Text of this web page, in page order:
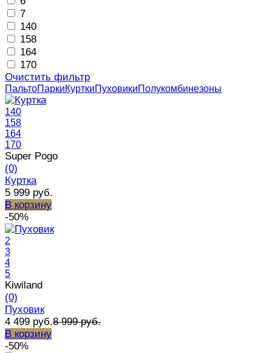
7
140
158
164
170
Очистить фильтр
ПальтоПаркиКурткиПуховикиПолукомбинезоны
140
158
164
170
Super Pogo
(0)
Куртка
5 999 руб.
В корзину
-50%
2
3
4
5
Kiwiland
(0)
Пуховик
4 499 руб.8 999 руб.
В корзину
-50%